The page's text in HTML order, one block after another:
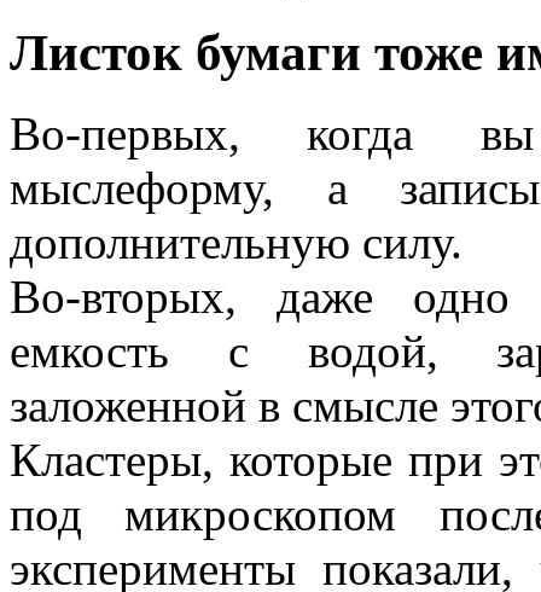
Листок бумаги тоже
Во-первых, когда
мыслеформу, а
дополнительную силу.
Во-вторых, даже одно
емкость с водой,
заложенной в смыс­ле
Кластеры, которые при
под микроскопом
эксперименты